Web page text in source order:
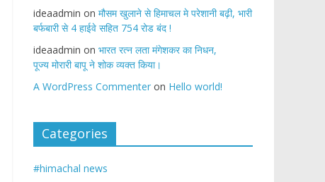
ideaadmin on मौसम खुलाने से हिमाचल मे परेशानी बढ़ी, भारी
बर्फबारी से 4 हाईवे सहित 754 रोड बंद !
ideaadmin on भारत रत्न लता मंगेशकर का निधन,
पूज्य मोरारी बापू ने शोक व्यक्त किया।
A WordPress Commenter on Hello world!
Categories
#himachal news